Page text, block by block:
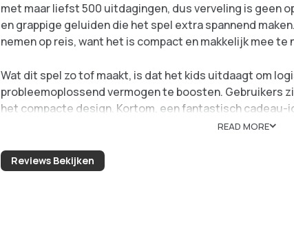
met maar liefst 500 uitdagingen, dus verveling is geen
en grappige geluiden die het spel extra spannend
nemen op reis, want het is compact en makkelijk mee te
Wat dit spel zo tof maakt, is dat het kids uitdaagt om
probleemoplossend vermogen te boosten. Gebruikers
het compacte design. Kortom, een fantastisch cadeau-
Leeftijd:Geschikt vanaf 7 jaar
Extra’s:Inclusief afteltimer en geluiden
READ MORE
Reviews Bekijken